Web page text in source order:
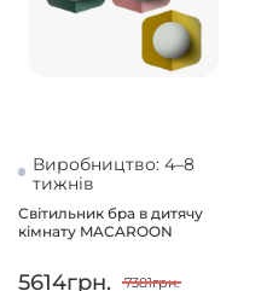
Виробництво: 4–8
тижнів
Світильник бра в дитячу
кімнату MACAROON
5614грн. 7381грн.